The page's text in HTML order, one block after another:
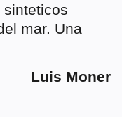
sinteticos
mar. Una
Luis Moner